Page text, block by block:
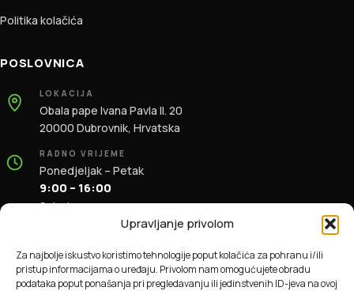
Upravljanje privolom
Za najbolje iskustvo koristimo tehnologije poput kolačića za pohranu i/ili
pristup informacijama o uređaju. Privolom nam omogućujete obradu
podataka poput ponašanja pri pregledavanju ili jedinstvenih ID-jeva na ovoj
Politika kolačića
POSLOVNICA
LOKACIJA
Obala pape Ivana Pavla II. 20
20000 Dubrovnik, Hrvatska
RADNO VRIJEME
Ponedjeljak – Petak
9:00 – 16:00
Subota
+385 91 196 1981
info@dbas.hr